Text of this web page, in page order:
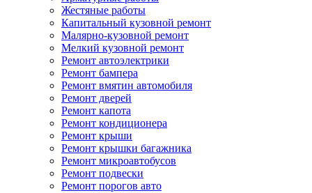
Жестяные работы
Капитальный кузовной ремонт
Малярно-кузовной ремонт
Мелкий кузовной ремонт
Ремонт автоэлектрики
Ремонт бампера
Ремонт вмятин автомобиля
Ремонт дверей
Ремонт капота
Ремонт кондиционера
Ремонт крыши
Ремонт крышки багажника
Ремонт микроавтобусов
Ремонт подвески
Ремонт порогов авто